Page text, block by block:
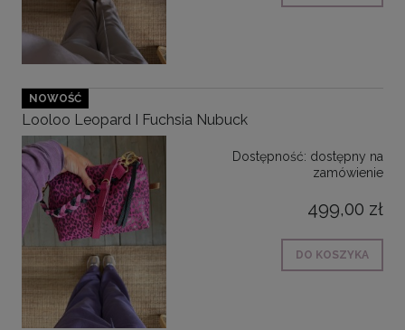
Looloo Leopard I Fuchsia Nubuck
Dostępność: dostępny na
zamówienie
499,00 zł
DO KOSZYKA
NOWOŚĆ